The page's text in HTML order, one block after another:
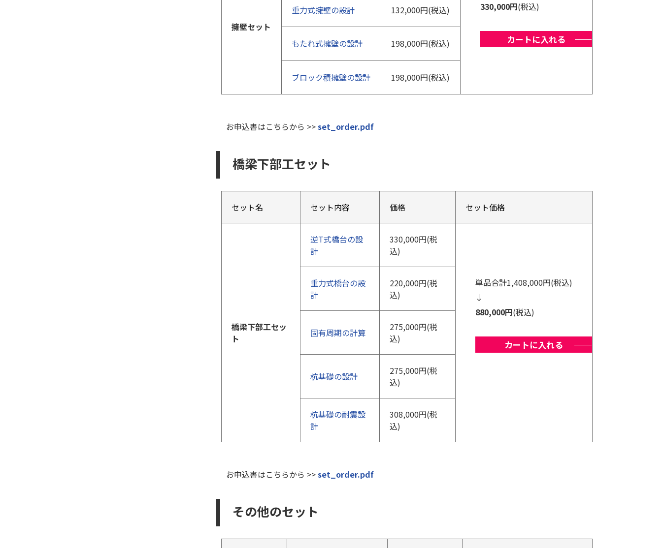
擁壁セット
330,000円(税込)
カートに入れる
重力式擁壁の設計 132,000円(税込)
もたれ式擁壁の設計 198,000円(税込)
ブロック積擁壁の設計 198,000円(税込)
お申込書はこちらから >>set_order.pdf
橋梁下部工セット
セット名 セット内容 価格 セット価格
橋梁下部工セッ
ト
逆T式橋台の設
計
330,000円(税
込)
単品合計1,408,000円(税込)
↓
880,000円(税込)
カートに入れる
重力式橋台の設
計
220,000円(税
込)
固有周期の計算
275,000円(税
込)
杭基礎の設計
275,000円(税
込)
杭基礎の耐震設
計
308,000円(税
込)
お申込書はこちらから >>set_order.pdf
その他のセット